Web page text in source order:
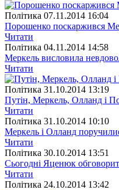
Полiтика 07.11.2014 16:04
Порошенко поскаржився
Читати
Полiтика 04.11.2014 14:58
Меркель висловила
Читати
Полiтика 31.10.2014 13:19
Путін, Меркель, Олланд і
Читати
Полiтика 31.10.2014 10:10
Меркель і Олланд
Читати
Полiтика 30.10.2014 13:51
Сьогодні Яценюк
Читати
Полiтика 24.10.2014 13:42